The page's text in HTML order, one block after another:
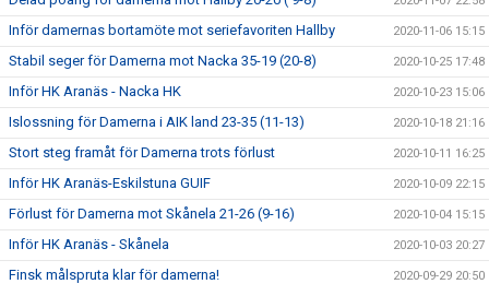
Inför damernas bortamöte mot seriefavoriten Hallby 2020-11-06 15:15
Stabil seger för Damerna mot Nacka 35-19 (20-8) 2020-10-25 17:48
Inför HK Aranäs - Nacka HK 2020-10-23 15:06
Islossning för Damerna i AIK land 23-35 (11-13) 2020-10-18 21:16
Stort steg framåt för Damerna trots förlust 2020-10-11 16:25
Inför HK Aranäs-Eskilstuna GUIF 2020-10-09 22:15
Förlust för Damerna mot Skånela 21-26 (9-16) 2020-10-04 15:15
Inför HK Aranäs - Skånela 2020-10-03 20:27
Finsk målspruta klar för damerna! 2020-09-29 20:50